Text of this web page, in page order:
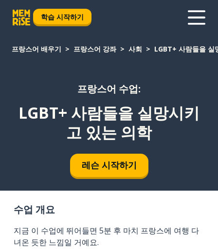
학습 시작하기
프랑스어 배우기 프랑스어 강좌 사회 LGBT+ 사람들을 실
프랑스어 수업:
LGBT+ 사람들을 실망시키
고 있는 의학
레슨 시작하기
수업 개요
지금 이 수업에 뛰어들면 5분 후 마치 프랑스에 여행 다
녀온 듯한 느낌일 거예요.